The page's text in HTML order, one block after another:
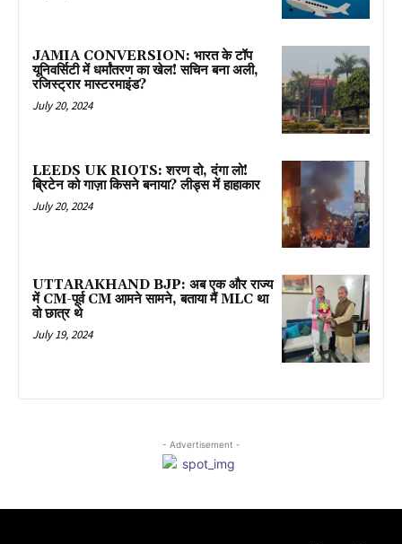
JAMIA CONVERSION: भारत के टॉप
यूनिवर्सिटी में धर्मांतरण का खेल! सचिन बना अली,
रजिस्ट्रार मास्टरमाइंड?
July 20, 2024
LEEDS UK RIOTS: शरण दो, दंगा लो!
ब्रिटेन को गाज़ा किसने बनाया? लीड्स में हाहाकार
July 20, 2024
UTTARAKHAND BJP: अब एक और राज्य
में CM-पूर्व CM आमने सामने, बताया मैं MLC था
वो छात्र थे
July 19, 2024
- Advertisement -